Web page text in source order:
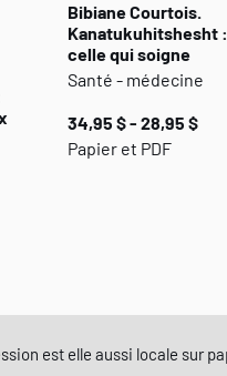
Bibiane Courtois.
Kanatukuhitshesht :
celle qui soigne
Santé - médecine
34,95 $ - 28,95 $
Papier et PDF
est elle aussi locale sur